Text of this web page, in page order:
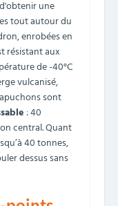
une
tout autour du
enrobées en
résistant aux
de -40°C
vulcanisé,
sont
: 40
central. Quant
40 tonnes,
dessus sans